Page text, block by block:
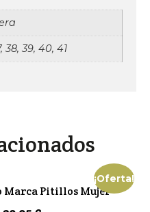
¡Oferta!
Pitillos Mujer
38, 39, 40, 41